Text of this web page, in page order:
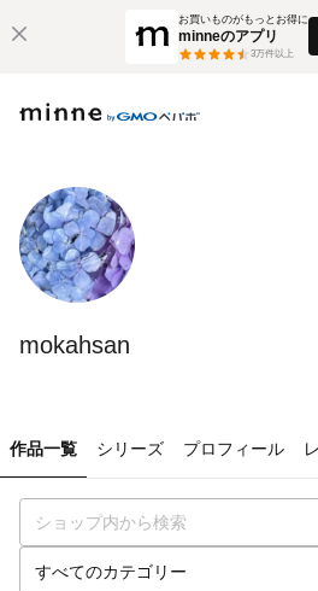
お買いものがもっとお得に
minneのアプリ
3万件以上
mokahsan
作品一覧 シリーズ プロフィール